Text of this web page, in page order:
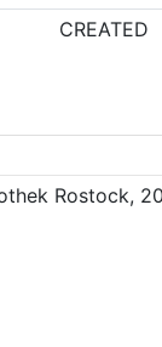
CREATED
Rostock,